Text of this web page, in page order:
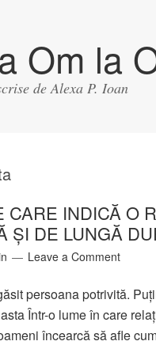
Om la
de Alexa P. Ioan
CARE INDICĂ O
ȘI DE LUNGĂ
Leave a Comment
persoana potrivită.
Într-o lume în care
încearcă să afle